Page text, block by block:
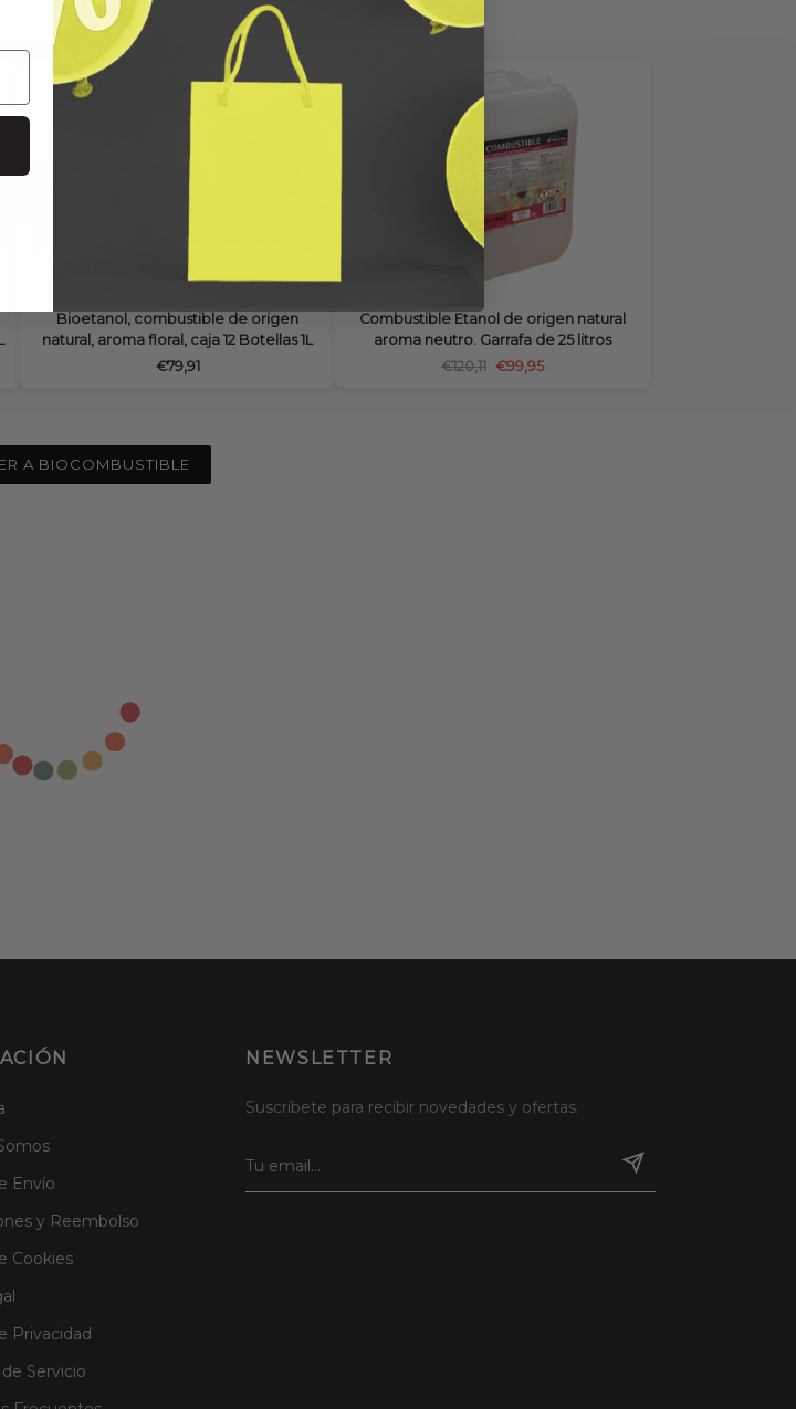
Bioetanol, combustible de origen
natural, aroma floral, caja 12 Botellas 1L
€79,91
Combustible Etanol de origen natural
aroma neutro. Garrafa de 25 litros
€120,11 €99,95
A BIOCOMBUSTIBLE
Envío
y Reembolso
Cookies
Privacidad
Servicio
NEWSLETTER
Suscríbete para recibir novedades y ofertas.